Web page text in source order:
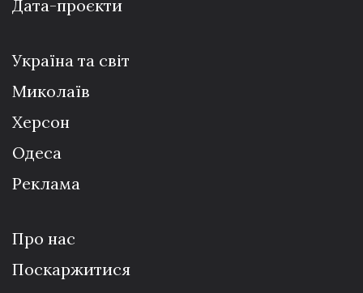
Дата-проєкти
Україна та світ
Миколаїв
Херсон
Одеса
Реклама
Про нас
Поскаржитися